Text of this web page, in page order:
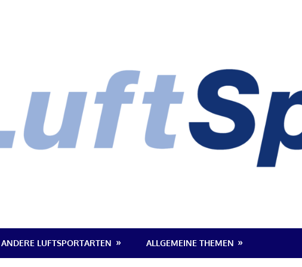
ANDERE LUFTSPORTARTEN ALLGEMEINE THEMEN